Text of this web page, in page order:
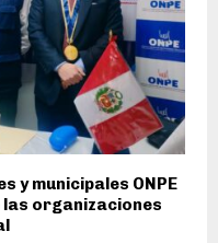
y municipales ONPE
organizaciones